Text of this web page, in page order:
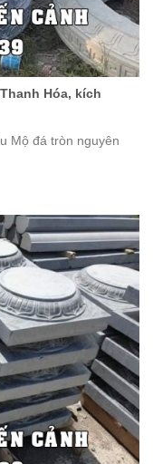
Hóa, kích
Mộ đá tròn nguyên